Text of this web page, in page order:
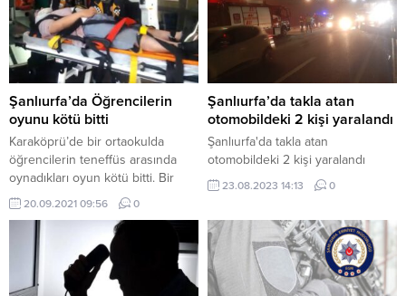
Şanlıurfa’da Öğrencilerin
oyunu kötü bitti
Karaköprü’de bir ortaokulda
öğrencilerin teneffüs arasında
oynadıkları oyun kötü bitti. Bir
dalgınlık sonucu merdivenlerden
kayarak düşen öğrenci kafa
travması geçirdi. Olay, Karaköprü
ilçesine bağlı Esentepe
Mahallesi’nde bulunan bir
ortaokul meydana geldi. İddiaya
20.09.2021 09:56 0
Şanlıurfa’da takla atan
otomobildeki 2 kişi yaralandı
Şanlıurfa'da takla atan
otomobildeki 2 kişi yaralandı
23.08.2023 14:13 0